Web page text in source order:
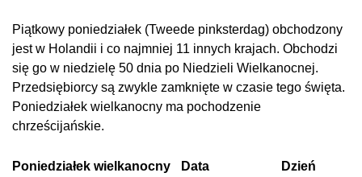
Piątkowy poniedziałek (Tweede pinksterdag) obchodzony
jest w Holandii i co najmniej 11 innych krajach. Obchodzi
się go w niedzielę 50 dnia po Niedzieli Wielkanocnej.
Przedsiębiorcy są zwykle zamknięte w czasie tego święta.
Poniedziałek wielkanocny ma pochodzenie
chrześcijańskie.
Poniedziałek wielkanocny Data Dzień